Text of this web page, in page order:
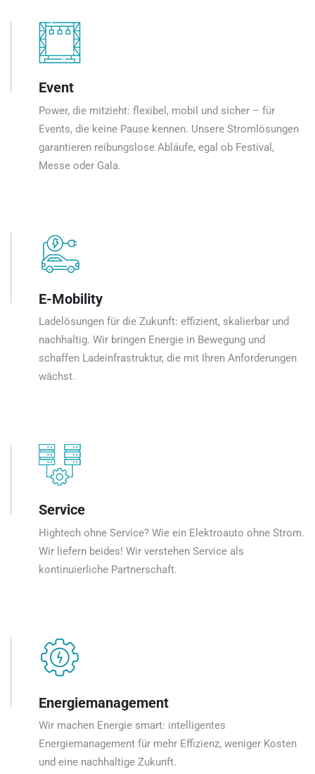
Event
Power, die mitzieht: flexibel, mobil und sicher – für
Events, die keine Pause kennen. Unsere Stromlösungen
garantieren reibungslose Abläufe, egal ob Festival,
Messe oder Gala.
E-Mobility
Ladelösungen für die Zukunft: effizient, skalierbar und
nachhaltig. Wir bringen Energie in Bewegung und
schaffen Ladeinfrastruktur, die mit Ihren Anforderungen
wächst.
Service
Hightech ohne Service? Wie ein Elektroauto ohne Strom.
Wir liefern beides! Wir verstehen Service als
kontinuierliche Partnerschaft.
Energiemanagement
Wir machen Energie smart: intelligentes
Energiemanagement für mehr Effizienz, weniger Kosten
und eine nachhaltige Zukunft.